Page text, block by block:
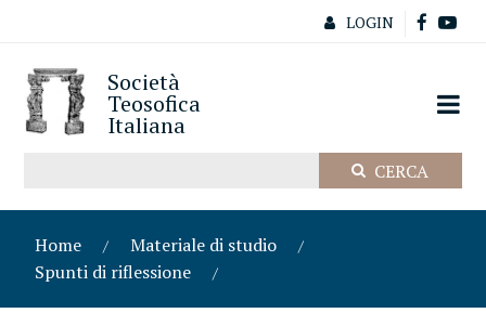
LOGIN
Società
Teosofica
Italiana
Home
Materiale di studio
Spunti di riflessione